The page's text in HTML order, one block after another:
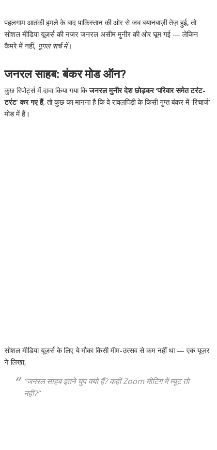
पहलगाम आतंकी हमले के बाद पाकिस्तान की ओर से जब बयानबाज़ी तेज़ हुई, तो
सोशल मीडिया यूज़र्स की नजर जनरल असीम मुनीर की ओर घूम गई — लेकिन
कैमरे में नहीं, गूगल सर्च में।
जनरल साहब: बंकर मोड ऑन?
कुछ रिपोर्ट्स में दावा किया गया किजनरल मुनीर देश छोड़कर ‘परिवार समेत टरंट-
टरंट’ कर गए हैं, तो कुछ का मानना है कि वे रावलपिंडी के किसी गुप्त बंकर में ‘रिचार्ज’
मोड में हैं।
सोशल मीडिया यूज़र्स के लिए ये मौका किसी मीम-उत्सव से कम नहीं था — एक यूज़र
ने लिखा,
“जनरल साहब इतने चुप क्यों हैं? कहीं Zoom मीटिंग में म्यूट तो
नहीं?”